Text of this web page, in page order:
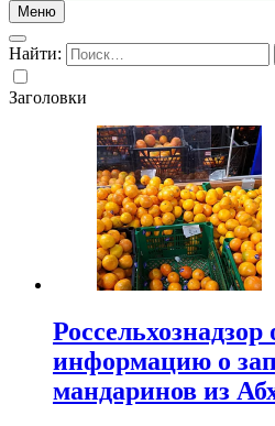
Меню
Найти:
Заголовки
Россельхознадзор
информацию о
мандаринов из